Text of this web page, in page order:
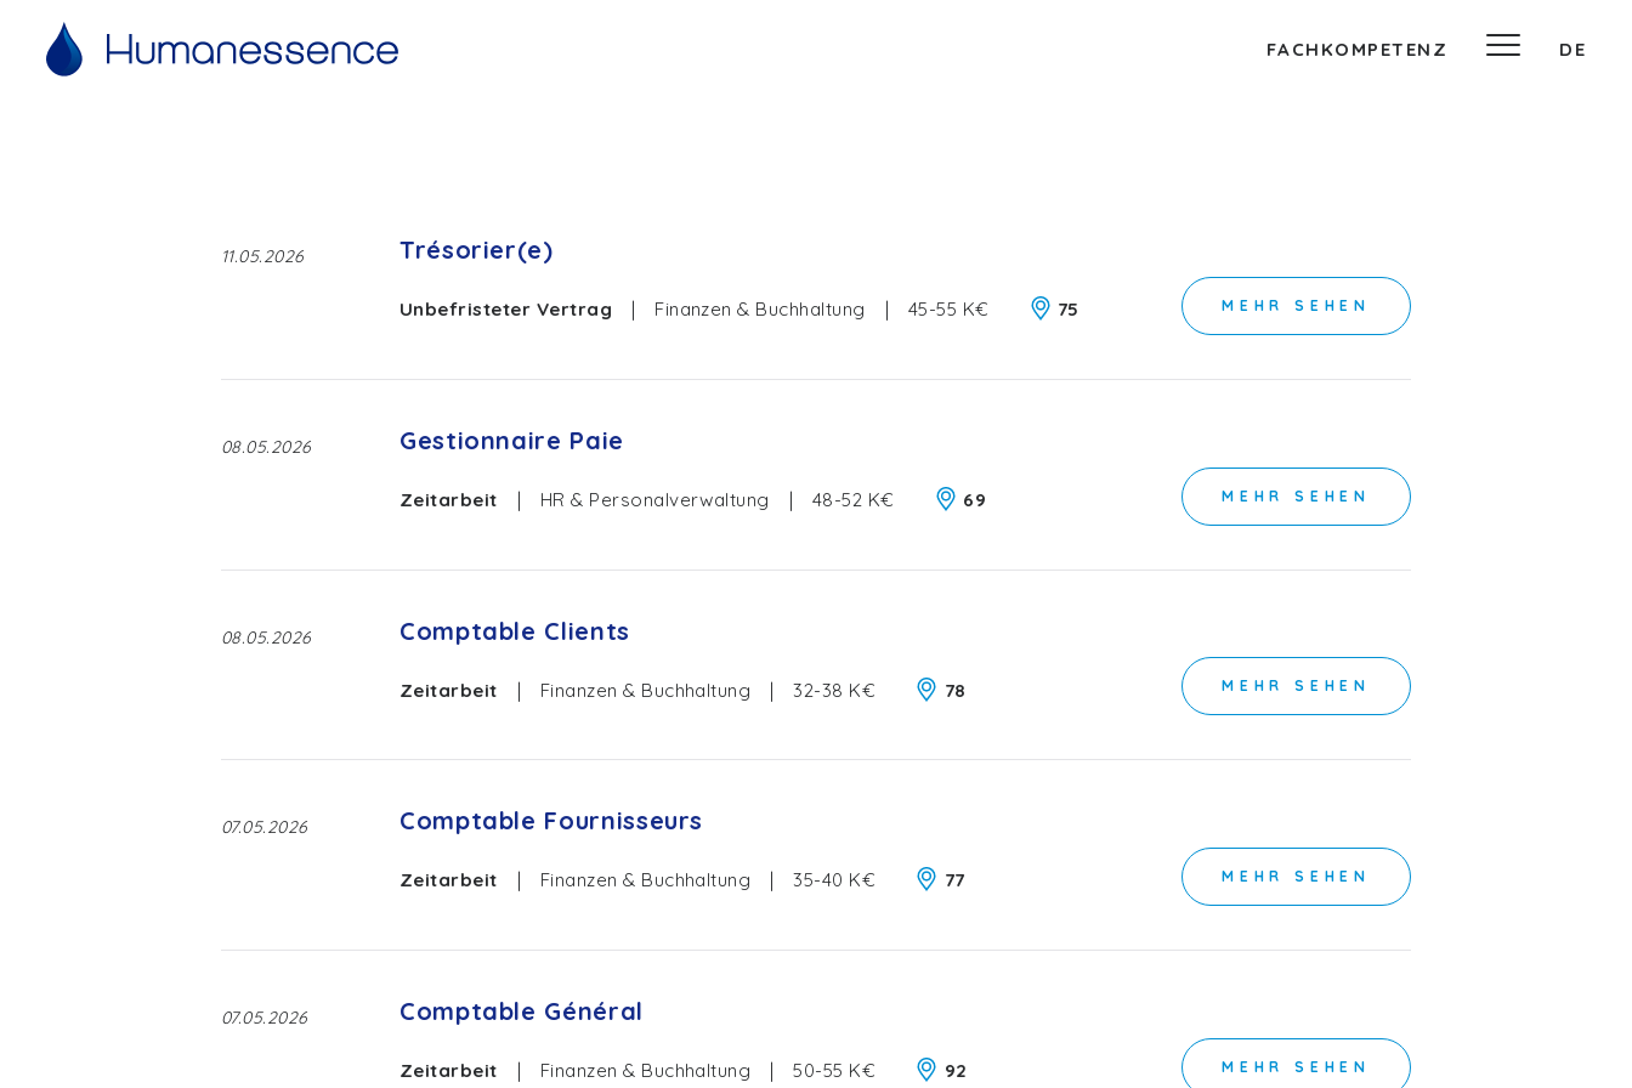
FACHKOMPETENZ DE
11.05.2026 Trésorier(e)
Unbefristeter Vertrag Finanzen & Buchhaltung 45-55 K€ 75 MEHR SEHEN
08.05.2026 Gestionnaire Paie
Zeitarbeit | HR & Personalverwaltung | 48-52 K€ 69 MEHR SEHEN
08.05.2026 Comptable Clients
Zeitarbeit | Finanzen & Buchhaltung | 32-38 K€ 78 MEHR SEHEN
07.05.2026 Comptable Fournisseurs
Zeitarbeit Finanzen & Buchhaltung 35-40 K€ 77 MEHR SEHEN
07.05.2026 Comptable Général
Zeitarbeit Finanzen & Buchhaltung 50-55 K€ 92 MEHR SEHEN